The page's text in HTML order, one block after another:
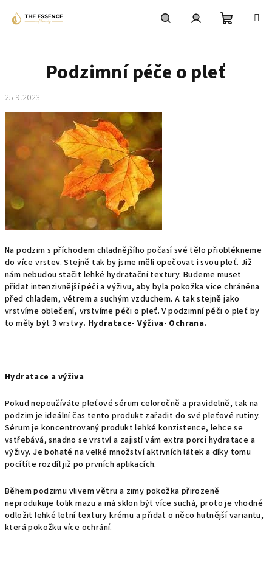
Podzimní péče o pleť
25.9.2023
Na podzim s příchodem chladnějšího počasí své tělo přioblékneme
do více vrstev. Stejně tak by jsme měli opečovat i svou pleť. Již
nám nebudou stačit lehké hydratační textury. Budeme muset
přidat intenzivnější péči a výživu, aby byla pokožka více chráněna
před chladem, větrem a suchým vzduchem. A tak stejně jako
vrstvíme oblečení, vrstvíme péči o pleť. V podzimní péči o pleť by
to měly být 3 vrstvy. Hydratace- Výživa- Ochrana.
Hydratace a výživa
Pokud nepoužíváte pleťové sérum celoročně a pravidelně, tak na
podzim je ideální čas tento produkt zařadit do své pleťové rutiny.
Sérum je koncentrovaný produkt lehké konzistence, lehce se
vstřebává, snadno se vrství a zajistí vám extra porci hydratace a
výživy. Je bohaté na velké množství aktivních látek a díky tomu
pocítíte rozdíl již po prvních aplikacích.
Během podzimu vlivem větru a zimy pokožka přirozeně
neprodukuje tolik mazu a má sklon být více suchá, proto je vhodné
odložit lehké letní textury krému a přidat o něco hutnější variantu,
která pokožku více ochrání.